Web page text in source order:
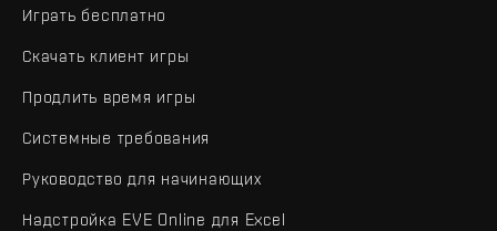
Играть бесплатно
Скачать клиент игры
Продлить время игры
Системные требования
Руководство для начинающих
Надстройка EVE Online для Excel